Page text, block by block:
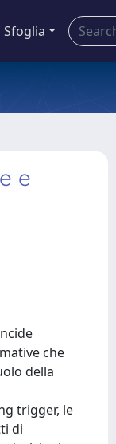
Sfoglia
e
che
della
trigger, le
di